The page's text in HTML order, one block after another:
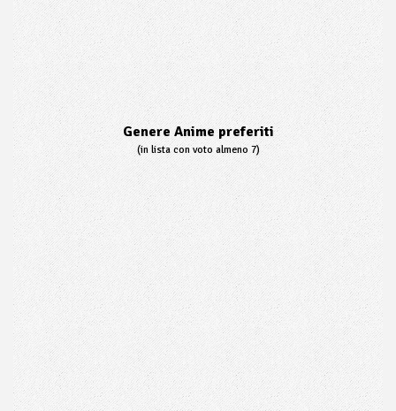
Genere Anime preferiti
(in lista con voto almeno 7)